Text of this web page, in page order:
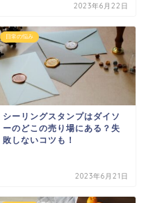
2023年6月22日
日常の悩み
シーリングスタンプはダイソ
ーのどこの売り場にある？失
敗しないコツも！
2023年6月21日